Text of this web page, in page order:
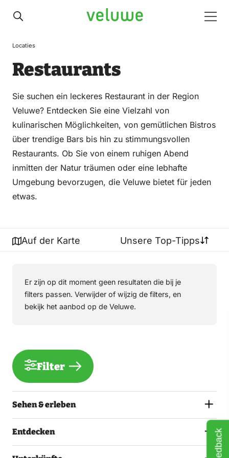
Veluwe
Locaties
Restaurants
Sie suchen ein leckeres Restaurant in der Region
Veluwe? Entdecken Sie eine Vielzahl von
kulinarischen Möglichkeiten, von gemütlichen Bistros
über trendige Bars bis hin zu stimmungsvollen
Restaurants. Ob Sie von einem ruhigen Abend
inmitten der Natur träumen oder eine lebhafte
Umgebung bevorzugen, die Veluwe bietet für jeden
etwas.
Auf der Karte Unsere Top-Tipps
Er zijn op dit moment geen resultaten die bij je
filters passen. Verwijder of wijzig de filters, en
bekijk het aanbod op de Veluwe.
Filter
Sehen & erleben
Entdecken Feedback